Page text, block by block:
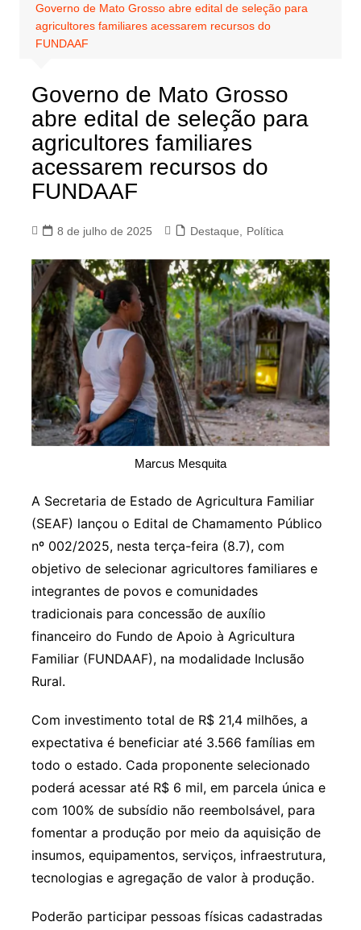
Governo de Mato Grosso abre edital de seleção para
agricultores familiares acessarem recursos do
FUNDAAF
Governo de Mato Grosso
abre edital de seleção para
agricultores familiares
acessarem recursos do
FUNDAAF
8 de julho de 2025 Destaque Política
Marcus Mesquita
A Secretaria de Estado de Agricultura Familiar
(SEAF) lançou o Edital de Chamamento Público
nº 002/2025, nesta terça-feira (8.7), com
objetivo de selecionar agricultores familiares e
integrantes de povos e comunidades
tradicionais para concessão de auxílio
financeiro do Fundo de Apoio à Agricultura
Familiar (FUNDAAF), na modalidade Inclusão
Rural.
Com investimento total de R$ 21,4 milhões, a
expectativa é beneficiar até 3.566 famílias em
todo o estado. Cada proponente selecionado
poderá acessar até R$ 6 mil, em parcela única e
com 100% de subsídio não reembolsável, para
fomentar a produção por meio da aquisição de
insumos, equipamentos, serviços, infraestrutura,
tecnologias e agregação de valor à produção.
Poderão participar pessoas físicas cadastradas